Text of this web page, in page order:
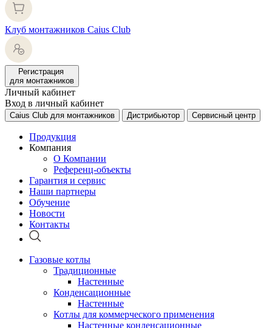
Клуб монтажников Caius Club
Регистрация
для монтажников
Личный кабинет
Вход в личный кабинет
Caius Club для монтажников Дистрибьютор Сервисный центр
Продукция
Компания
О Компании
Референц-объекты
Гарантия и сервис
Наши партнеры
Обучение
Новости
Контакты
Газовые котлы
Традиционные
Настенные
Конденсационные
Настенные
Котлы для коммерческого применения
Настенные конденсационные